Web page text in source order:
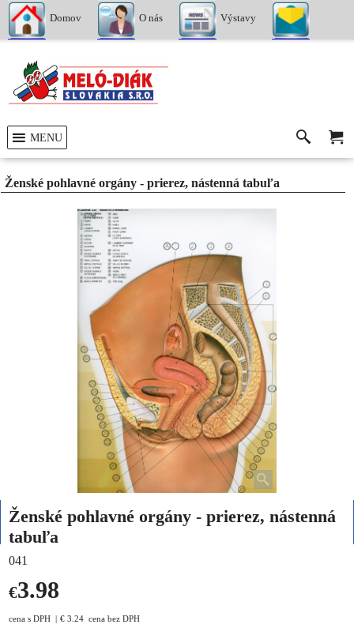
Domov O nás Výstavy
MENU
Ženské pohlavné orgány - prierez, nástenná tabuľa
Ženské pohlavné orgány - prierez, nástenná
tabuľa
041
€3.98
cena s DPH € 3.24 cena bez DPH